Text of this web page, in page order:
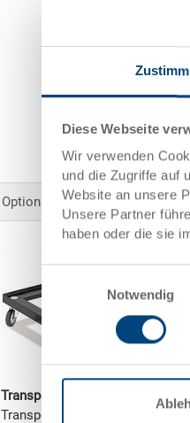
Diese Webseite
Wir verwenden
und die Zugriffe auf
Website an unsere
Unsere Partner
haben oder die sie
Notwendig
Optionales Zubehör
Transportroller
Transportroller 586x386x135 mm